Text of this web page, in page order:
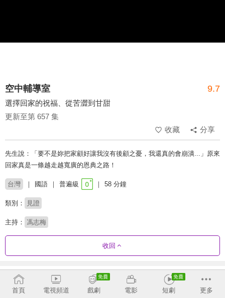
空中輔導室 9.7
選擇回家的祝福、從苦澀到甘甜
更新至第 657 集
收藏
分享
先生說：「要不是妳把家顧好讓我沒有後顧之憂，我還真的會崩潰...」原來
回家真是一條越走越寬廣的恩典之路！
台灣 國語 普遍級 58 分鐘
類別： 見證
主持： 馮志梅
收回
劇集列表 反序 收合
632 - 657 587 - 631 542 - 586 497 - 541
首頁 電視頻道 戲劇 電影 短劇 更多